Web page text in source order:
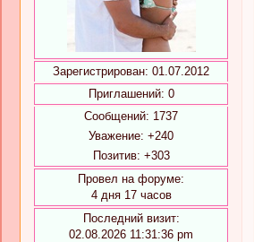
Зарегистрирован: 01.07.2012
Приглашений: 0
Сообщений: 1737
Уважение: +240
Позитив: +303
Провел на форуме:
4 дня 17 часов
Последний визит:
02.08.2026 11:31:36 pm